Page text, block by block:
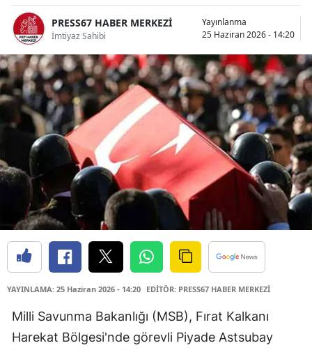
PRESS67 HABER MERKEZİ
İmtiyaz Sahibi
Yayınlanma
25 Haziran 2026 - 14:20
YAYINLAMA: 25 Haziran 2026 - 14:20 EDİTÖR: PRESS67 HABER MERKEZİ
Milli Savunma Bakanlığı (MSB), Fırat Kalkanı
Harekat Bölgesi'nde görevli Piyade Astsubay